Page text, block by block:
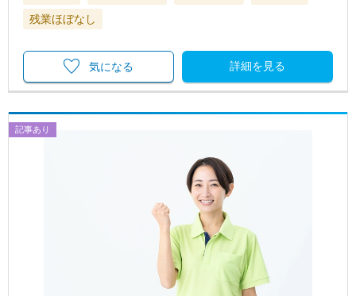
残業ほぼなし
詳細を見る
気になる
記事あり